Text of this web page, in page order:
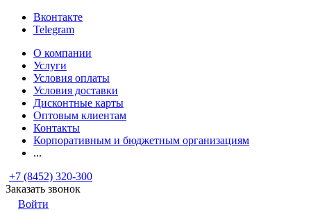
Вконтакте
Telegram
О компании
Услуги
Условия оплаты
Условия доставки
Дисконтные карты
Оптовым клиентам
Контакты
Корпоративным и бюджетным организациям
...
+7 (8452) 320-300
Заказать звонок
Войти